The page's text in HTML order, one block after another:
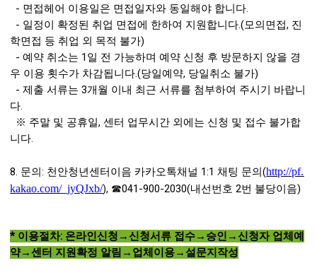
- 면접헤어 이용일은 면접일자와 동일해야 합니다.
- 일정이 확정된 취업 면접에 한하여 지원합니다.(모의면접, 진
학면접 등 취업 외 목적 불가)
- 예약 취소는 1일 전 가능하며 예약 신청 후 방문하지 않을 경
우 이용 횟수가 차감됩니다.(당일예약, 당일취소 불가)
- 제출 서류는 3개월 이내 최근 서류를 첨부하여 주시기 바랍니
다.
※ 주말 및 공휴일, 센터 업무시간 외에는 신청 및 접수 불가합
니다.
8. 문의: 천안청년센터이음 카카오톡채널 1:1 채팅 문의(http://pf.
kakao.com/_jyQJxb/), ☎041-900-2030(내선번호 2번 불당이음)
* 이용절차: 온라인신청→신청서류 접수→승인→신청자 업체예
약→센터 지원확정 알림→업체이용→설문지작성